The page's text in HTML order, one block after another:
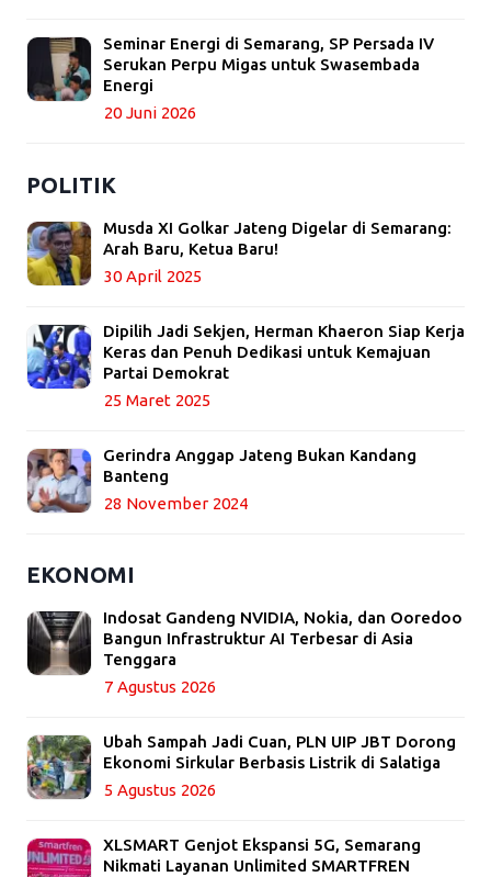
Seminar Energi di Semarang, SP Persada IV
Serukan Perpu Migas untuk Swasembada
Energi
20 Juni 2026
POLITIK
Musda XI Golkar Jateng Digelar di Semarang:
Arah Baru, Ketua Baru!
30 April 2025
Dipilih Jadi Sekjen, Herman Khaeron Siap Kerja
Keras dan Penuh Dedikasi untuk Kemajuan
Partai Demokrat
25 Maret 2025
Gerindra Anggap Jateng Bukan Kandang
Banteng
28 November 2024
EKONOMI
Indosat Gandeng NVIDIA, Nokia, dan Ooredoo
Bangun Infrastruktur AI Terbesar di Asia
Tenggara
7 Agustus 2026
Ubah Sampah Jadi Cuan, PLN UIP JBT Dorong
Ekonomi Sirkular Berbasis Listrik di Salatiga
5 Agustus 2026
XLSMART Genjot Ekspansi 5G, Semarang
Nikmati Layanan Unlimited SMARTFREN